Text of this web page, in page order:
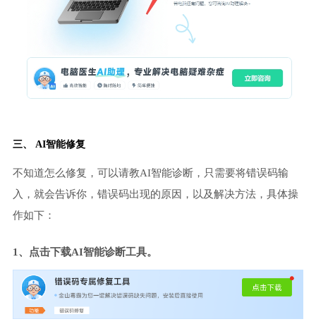
三、 AI智能修复
不知道怎么修复，可以请教AI智能诊断，只需要将错误码输
入，就会告诉你，错误码出现的原因，以及解决方法，具体操
作如下：
1、点击下载AI智能诊断工具。